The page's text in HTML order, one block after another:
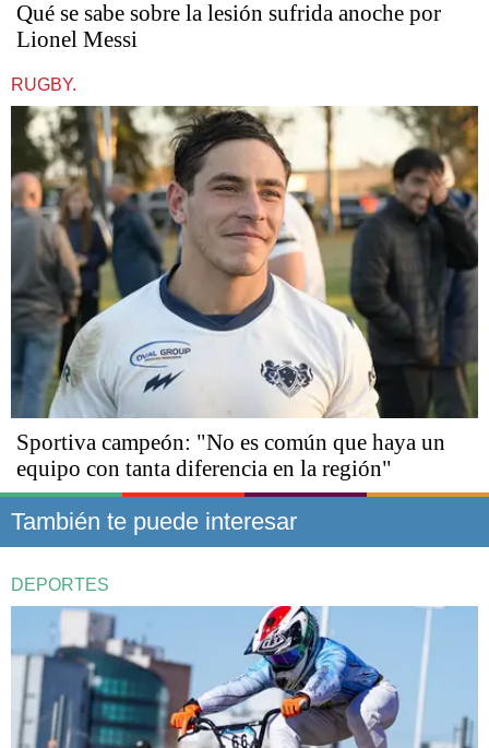
Qué se sabe sobre la lesión sufrida anoche por
Lionel Messi
RUGBY.
Sportiva campeón: "No es común que haya un
equipo con tanta diferencia en la región"
También te puede interesar
DEPORTES